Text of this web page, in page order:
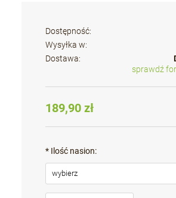
Dostępność:
Wysyłka w:
Dostawa:
Cena nie zawiera ewentualnych kosztów
sprawdź
189,90 zł
* Ilość nasion: